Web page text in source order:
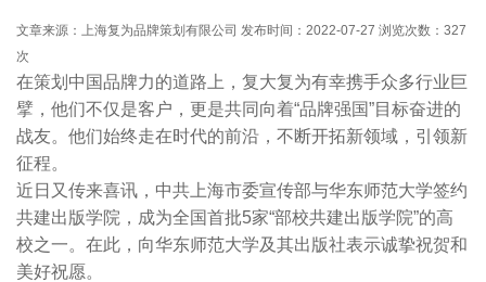
文章来源：上海复为品牌策划有限公司 发布时间：2022-07-27 浏览次数： 327
次
在策划中国品牌力的道路上，复大复为有幸携手众多行业巨
擘，他们不仅是客户，更是共同向着“品牌强国”目标奋进的
战友。他们始终走在时代的前沿，不断开拓新领域，引领新
征程。
近日又传来喜讯，中共上海市委宣传部与华东师范大学签约
共建出版学院，成为全国首批5家“部校共建出版学院”的高
校之一。在此，向华东师范大学及其出版社表示诚挚祝贺和
美好祝愿。